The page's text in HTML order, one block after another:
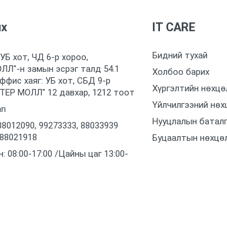
УБ хот, ЧД 6-р хороо,
н замын эсрэг талд 54.1
хаяг: УБ хот, СБД 9-р
МОЛЛ᠌" 12 давхар, 1212 тоот
99273333, 88033939
08:00-17:00 /Цайны цаг 13:00-
IT CARE
Бидний тухай
Холбоо барих
Хүргэлтийн
Үйлчилгээний
Нууцлалын
Буцаалтын